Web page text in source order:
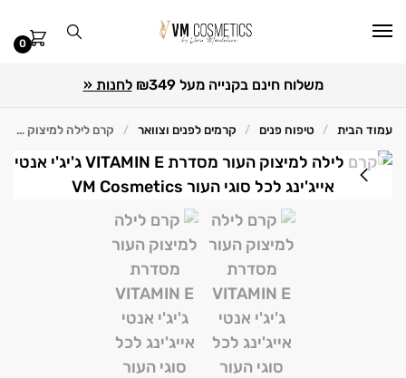
0
משלוח חינם בקנייה מעל ₪349 לחנות «
עמוד הבית / טיפוח פנים / קרמים לפנים וצוואר / קרם לילה למיצוק העור VITAMIN E 50 מ"ל GIGI ג'יג'י